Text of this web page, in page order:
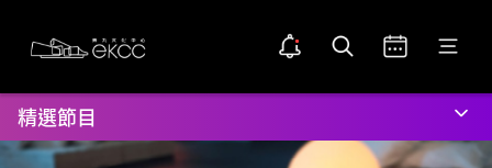
main
content
頂
置
頁
公開通知
告示點圖示打開搜索 打開日曆 打開菜單
精選節目